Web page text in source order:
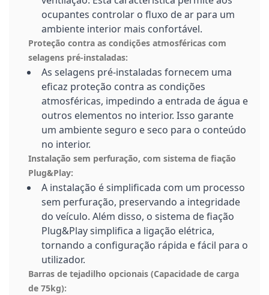
ocupantes controlar o fluxo de ar para um
ambiente interior mais confortável.
Proteção contra as condições atmosféricas com
selagens pré-instaladas:
As selagens pré-instaladas fornecem uma
eficaz proteção contra as condições
atmosféricas, impedindo a entrada de água e
outros elementos no interior. Isso garante
um ambiente seguro e seco para o conteúdo
no interior.
Instalação sem perfuração, com sistema de fiação
Plug&Play:
A instalação é simplificada com um processo
sem perfuração, preservando a integridade
do veículo. Além disso, o sistema de fiação
Plug&Play simplifica a ligação elétrica,
tornando a configuração rápida e fácil para o
utilizador.
Barras de tejadilho opcionais (Capacidade de carga
de 75kg):